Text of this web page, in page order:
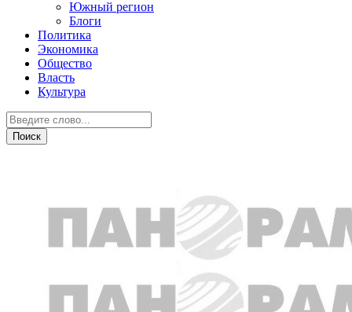
Южный регион
Блоги
Политика
Экономика
Общество
Власть
Культура